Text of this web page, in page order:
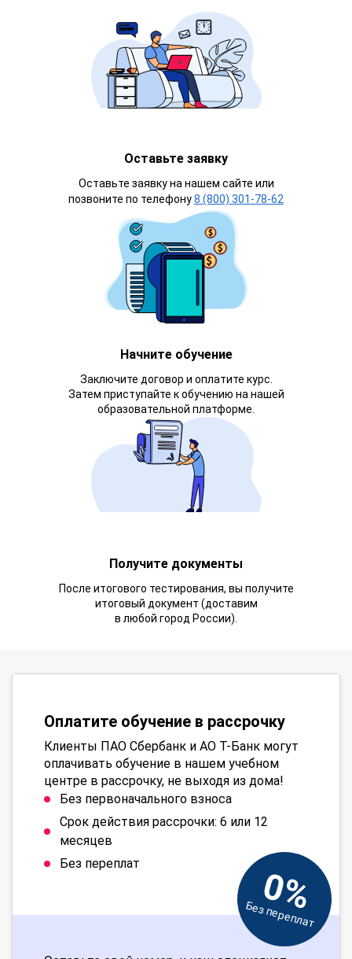
Оставьте заявку
Оставьте заявку на нашем сайте или
позвоните по телефону8 (800) 301-78-62
Начните обучение
Заключите договор и оплатите курс.
Затем приступайте к обучению на нашей
образовательной платформе.
Получите документы
После итогового тестирования, вы получите
итоговый документ (доставим
в любой город России).
Оплатите обучение в рассрочку
Клиенты ПАО Сбербанк и АО Т-Банк могут
оплачивать обучение в нашем учебном
центре в рассрочку, не выходя из дома!
Без первоначального взноса
Срок действия рассрочки: 6 или 12
месяцев
Без переплат
0%
Без переплат